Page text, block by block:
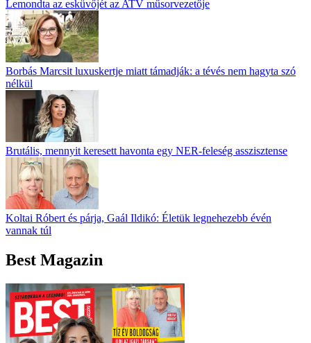
Lemondta az esküvőjét az ATV műsorvezetője
Borbás Marcsit luxuskertje miatt támadják: a tévés nem hagyta szó
nélkül
Brutális, mennyit keresett havonta egy NER-feleség asszisztense
Koltai Róbert és párja, Gaál Ildikó: Életük legnehezebb évén
vannak túl
Best Magazin